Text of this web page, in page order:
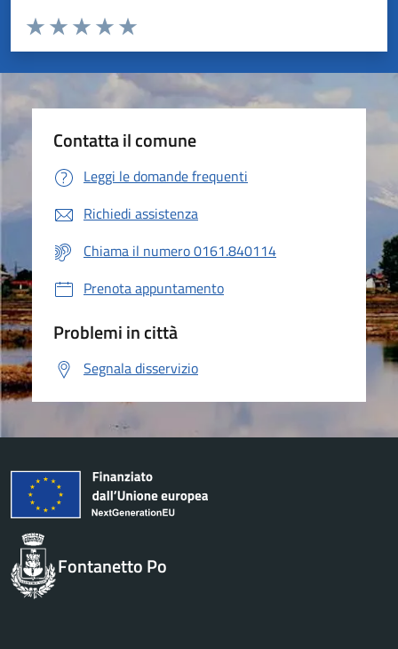
Valuta da 1 a 5 stelle la pagina
Valuta 5 stelle su 5
Valuta 4 stelle su 5
Valuta 3 stelle su 5
Valuta 2 stelle su 5
Valuta 1 stelle su 5
Contatta il comune
Leggi le domande frequenti
Richiedi assistenza
Chiama il numero 0161.840114
Prenota appuntamento
Problemi in città
Segnala disservizio
Fontanetto Po